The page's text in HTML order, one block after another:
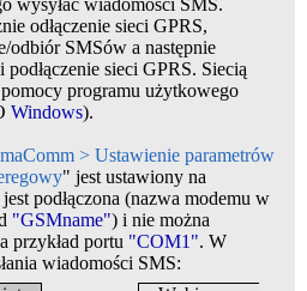
wysyłać wiadomości SMS.
odłączenie sieci GPRS,
odbiór SMSów a następnie
sieci GPRS. Siecią
programu użytkowego
Windows).
> Ustawienie parametrów
" jest ustawiony na
podłączona (nazwa modemu w
"GSMname") i nie można
przykład portu "COM1". W
wiadomości SMS: